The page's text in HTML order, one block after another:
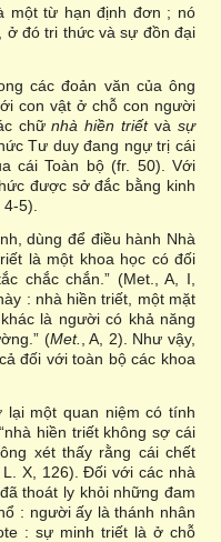
một từ hạn định đơn ; nó
ở đó tri thức và sự đồn đại
các đoản văn của ông
con vật ở chỗ con người
chữnhà hiền triếtvàsự
Tư duy đang ngự trị cái
cái Toàn bộ (fr. 50). Với
được sở đắc bằng kinh
, 4-5).
dùng để điều hành Nhà
là một khoa học có đối
chắc chắn.” (Met., A, I,
: nhà hiền triết, một mặt
là người có khả năng
(Met.
, A, 2). Như vậy,
đối với toàn bộ các khoa
một quan niệm có tính
hiền triết không sợ cái
xét thấy rằng cái chết
X, 126). Đối với các nhà
thoát ly khỏi những đam
: người ấy là thánh nhân
: sự minh triết là ở chỗ